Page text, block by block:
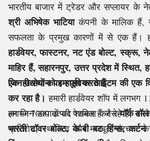
भारतीय बाजार में ट्रेडर और सप्लायर के
श्री अभिषेक भाटियाकंपनी के मालिक हैं,
सफलता के प्रमुख कारणों में से एक हैं।
हार्डवेयर, फास्टनर, नट एंड बोल्ट,
माहिर हैं,सहारनपुर, उत्तर प्रदेश में स्थित,
एक ही स्थान पर हार्डवेयर आइटम की एक
कर रहा है। हमारी हार्डवेयर शॉप में लगभग
लगभग 7000 उत्पाद शामिल हैं जैसेयॉर्क
भारती टॉवर बोल्ट, के-बी बट हिंग्स, कर्टन
जिन उद्योगों को हम पूरा करते हैं
हम जिन उत्पादों की पेशकश कर रहे हैं,
प्रतिरोध, स्थायित्व और मजबूत संरचना